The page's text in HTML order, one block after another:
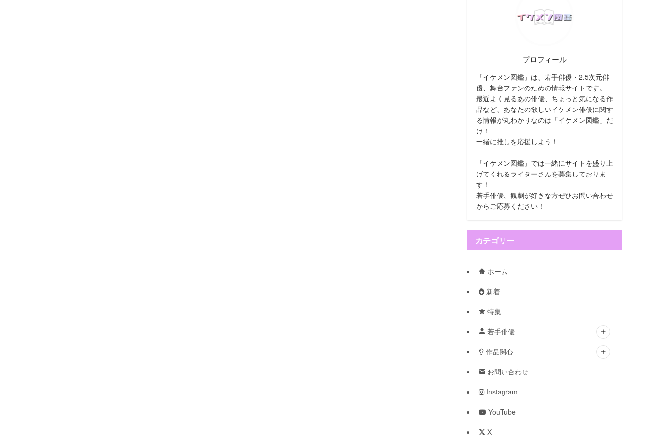
プロフィール
「イケメン図鑑」は、若手俳優・2.5次元俳
優、舞台ファンのための情報サイトです。
最近よく見るあの俳優、ちょっと気になる作
品など、あなたの欲しいイケメン俳優に関す
る情報が丸わかりなのは「イケメン図鑑」だ
け！
一緒に推しを応援しよう！
「イケメン図鑑」では一緒にサイトを盛り上
げてくれるライターさんを募集しておりま
す！
若手俳優、観劇が好きな方ぜひお問い合わせ
からご応募ください！
カテゴリー
ホーム
新着
特集
若手俳優
作品関心
お問い合わせ
Instagram
YouTube
X